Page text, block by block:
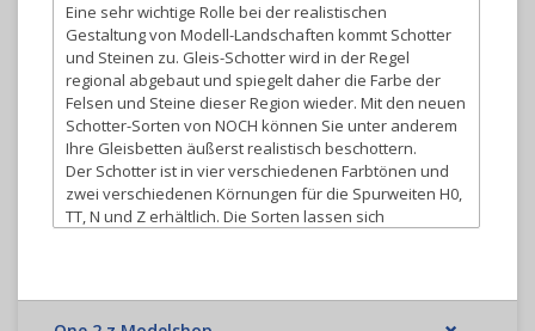
Eine sehr wichtige Rolle bei der realistischen
Gestaltung von Modell-Landschaften kommt Schotter
und Steinen zu. Gleis-Schotter wird in der Regel
regional abgebaut und spiegelt daher die Farbe der
Felsen und Steine dieser Region wieder. Mit den neuen
Schotter-Sorten von NOCH können Sie unter anderem
Ihre Gleisbetten äußerst realistisch beschottern.
Der Schotter ist in vier verschiedenen Farbtönen und
zwei verschiedenen Körnungen für die Spurweiten H0,
TT, N und Z erhältlich. Die Sorten lassen sich
erscheint außerdem neue Kohle. Diese besteht aus